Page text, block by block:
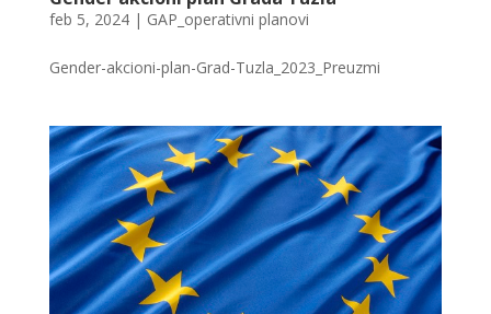
feb 5, 2024| GAP_operativni planovi
Gender-akcioni-plan-Grad-Tuzla_2023_Preuzmi